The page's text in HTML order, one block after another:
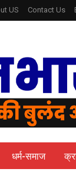
US Contact Us
धर्म-समाज